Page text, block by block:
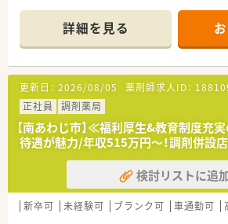
頑張り次第で高給与も可能！
■経験や勤務コースによりますが、経験
半スタートと業界TOP水準！
■職種や職域に合わせ、豊富な社内研修
修を用意されています
■薬剤師が中心の会社だからこそ活躍
種多様に用意されています。
■店舗拡大に伴い、エリアマネジャー
トのポジションも増えます。
■在宅や教育等の専門性を活かせるスペ
とも可能です。
■その他にも、管理部門や商品部門等の
域は多種多様です。
■在宅実施店舗は年々増加しており、在
詳細を見る
更新日： 2026/08/05 薬剤師求人ID：
正社員
調剤薬局
【南あわじ市】≪福利厚生&教育制度充
待遇が魅力/年収515万円～！調剤併設
検討リストに追
新卒可 未経験可 ブランク可 車通勤可